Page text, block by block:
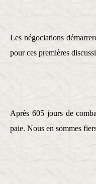
Les négociations
pour ces premières
Après 605 jours de
paie. Nous en sommes